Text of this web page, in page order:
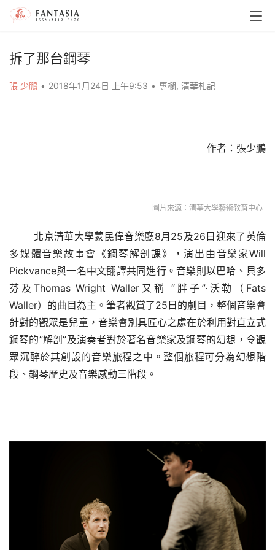
拆了那台鋼琴
張 少鵬 • 2018年1月24日 上午9:53 • 專欄, 清華札記
	作者：張少鵬
圖片來源：清華大學藝術教育中心
北京清華大學蒙民偉音樂廳8月25及26日迎來了英倫
多媒體音樂故事會《鋼琴解剖課》，演出由音樂家Will
Pickvance與一名中文翻譯共同進行。音樂則以巴哈、貝多
芬及Thomas Wright Waller又稱 “ 胖子 ”·沃勒（Fats
Waller）的曲目為主。筆者觀賞了25日的劇目，整個音樂會
針對的觀眾是兒童，音樂會別具匠心之處在於利用對直立式
鋼琴的”解剖”及演奏者對於著名音樂家及鋼琴的幻想，令觀
眾沉醉於其創設的音樂旅程之中。整個旅程可分為幻想階
段、鋼琴歷史及音樂感動三階段。